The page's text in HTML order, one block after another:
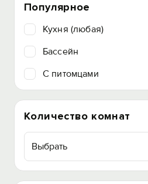
Популярное
Кухня (любая)
Бассейн
C питомцами
Количество комнат
Выбрать